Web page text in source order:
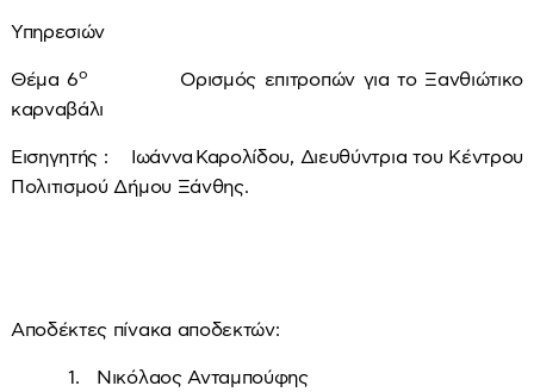
Υπηρεσιών
Θέμα 6ο Ορισμός επιτροπών για το Ξανθιώτικο
καρναβάλι
Εισηγητής : Ιωάννα Καρολίδου, Διευθύντρια του Κέντρου
Πολιτισμού Δήμου Ξάνθης.
Αποδέκτες πίνακα αποδεκτών:
1. Νικόλαος Ανταμπούφης